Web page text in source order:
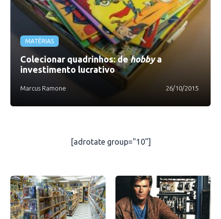
MATÉRIAS
Colecionar quadrinhos: dehobbya
investimento lucrativo
Marcus Ramone 26/10/2015
[adrotate group="10"]